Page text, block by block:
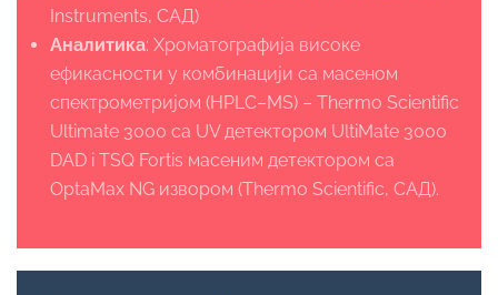
Instruments, САД)
Аналитика: Хроматографија високе
ефикасности у комбинацији са масеном
спектрометријом (HPLC–MS) – Thermo Scientific
Ultimate 3000 ca UV детектором UltiMate 3000
DAD i TSQ Fortis масеним детектором са
OptaMax NG извором (Thermo Scientific, САД).